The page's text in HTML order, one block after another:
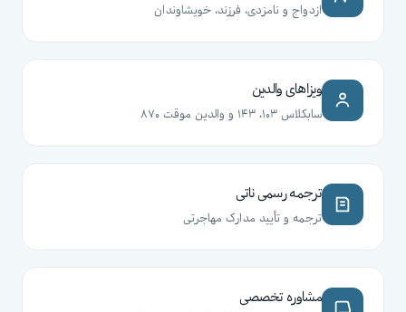
ازدواج و نامزدی، فرزند، خویشاوندان
ویزاهای والدین
سابکلاس ۱۰۳، ۱۴۳ و والدین موقت ۸۷۰
ترجمه رسمی ناتی
ترجمه و تأیید مدارک مهاجرتی
مشاوره تخصصی